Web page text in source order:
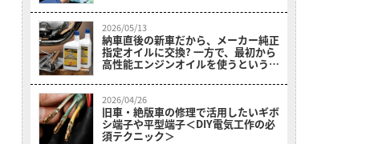
2026/05/13
納車直後の新車だから、メーカー純正
指定オイルに交換? 一方で、最初から
高性能エンジンオイルを使うという選
ライフ＞
2026/04/26
旧車・絶版車の修理で活用したいギボ
シ端子や平型端子＜DIY電気工作の必
須テクニック＞